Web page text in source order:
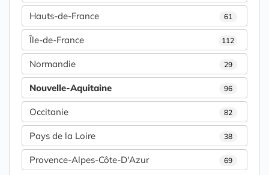
Hauts-de-France 61
Île-de-France 112
Normandie 29
Nouvelle-Aquitaine 96
Occitanie 82
Pays de la Loire 38
Provence-Alpes-Côte-D'Azur 69